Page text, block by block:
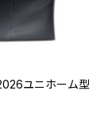
ユニホーム型